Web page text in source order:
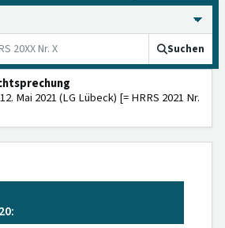
Suchen
Mai 2021 (LG Lübeck) [= HRRS 2021 Nr.